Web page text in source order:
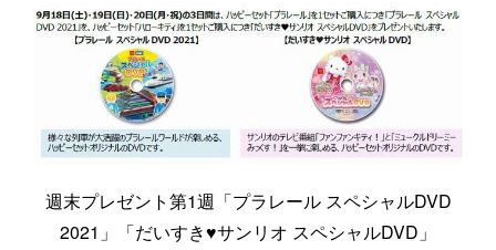
週末プレゼント第1週「プラレール スペシャルDVD
2021」「だいすき♥サンリオ スペシャルDVD」